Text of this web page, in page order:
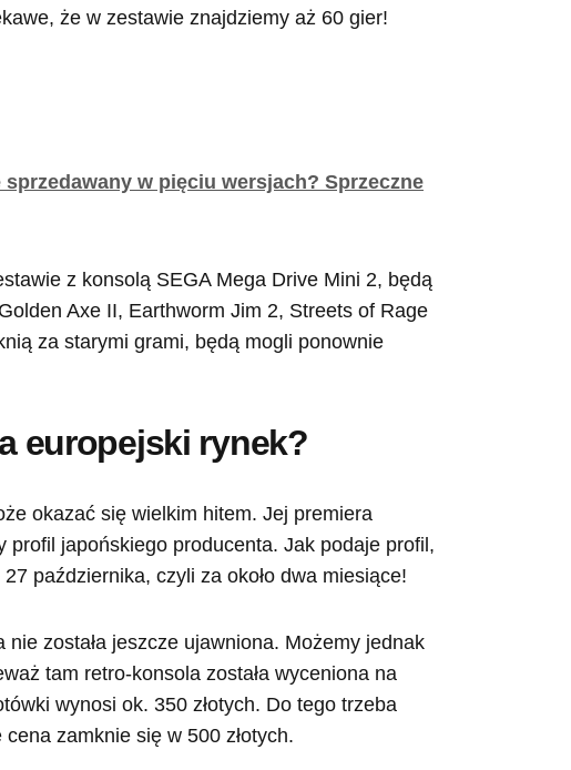
że w zestawie znajdziemy aż 60 gier!
sprzedawany w pięciu wersjach? Sprzeczne
z konsolą SEGA Mega Drive Mini 2, będą
Axe II, Earthworm Jim 2, Streets of Rage
za starymi grami, będą mogli ponownie
europejski rynek?
okazać się wielkim hitem. Jej premiera
profil japońskiego producenta. Jak podaje profil,
października, czyli za około dwa miesiące!
została jeszcze ujawniona. Możemy jednak
tam retro-konsola została wyceniona na
wynosi ok. 350 złotych. Do tego trzeba
zamknie się w 500 złotych.